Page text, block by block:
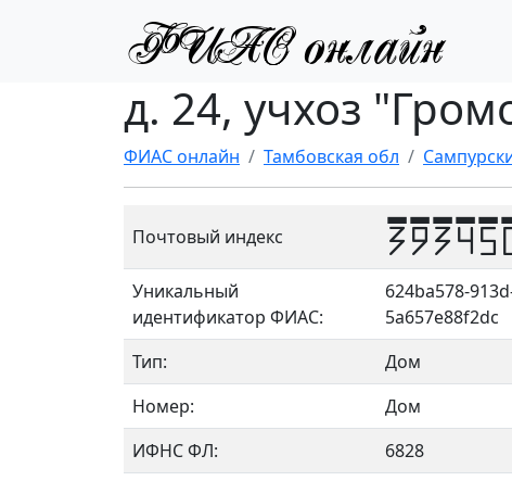
д. 24, учхоз
ФИАС онлайн Тамбовская обл
Почтовый индекс
Уникальный
идентификатор ФИАС:
624ba578-
5a657e88f2dc
Тип:
Дом
Номер:
Дом
ИФНС ФЛ:
6828